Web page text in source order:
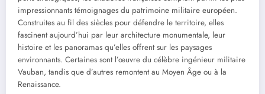
impressionnants témoignages du patrimoine militaire européen.
Construites au fil des siècles pour défendre le territoire, elles
fascinent aujourd’hui par leur architecture monumentale, leur
histoire et les panoramas qu’elles offrent sur les paysages
environnants. Certaines sont l’œuvre du célèbre ingénieur militaire
Vauban, tandis que d’autres remontent au Moyen Âge ou à la
Renaissance.